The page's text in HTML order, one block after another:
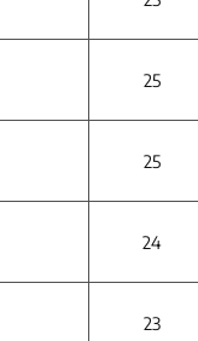
25
25
24
23